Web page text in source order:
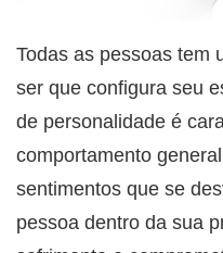
Todas as pessoas tem
ser que configura seu
de personalidade é
comportamento
sentimentos que se
pessoa dentro da sua